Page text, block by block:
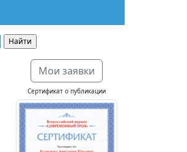
Мои заявки
Сертификат о публикации